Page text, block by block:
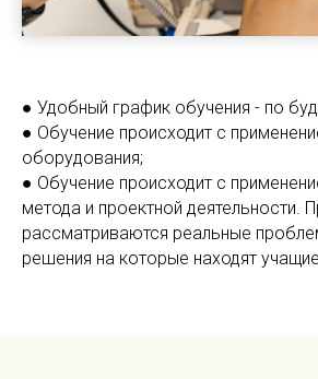
● Удобный график обучения - по
● Обучение происходит с
оборудования;
● Обучение происходит с
метода и проектной деятельности.
рассматриваются реальные
решения на которые находят